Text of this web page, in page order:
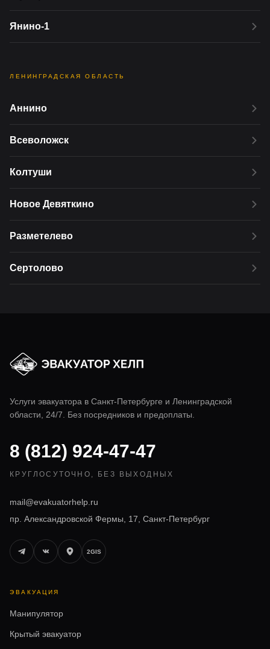
Янино-1
ЛЕНИНГРАДСКАЯ ОБЛАСТЬ
Аннино
Всеволожск
Колтуши
Новое Девяткино
Разметелево
Сертолово
Услуги эвакуатора в Санкт-Петербурге и Ленинградской
области, 24/7. Без посредников и предоплаты.
8 (812) 924-47-47
КРУГЛОСУТОЧНО, БЕЗ ВЫХОДНЫХ
mail@evakuatorhelp.ru
пр. Александровской Фермы, 17, Санкт-Петербург
2GIS
ЭВАКУАЦИЯ
Манипулятор
Крытый эвакуатор